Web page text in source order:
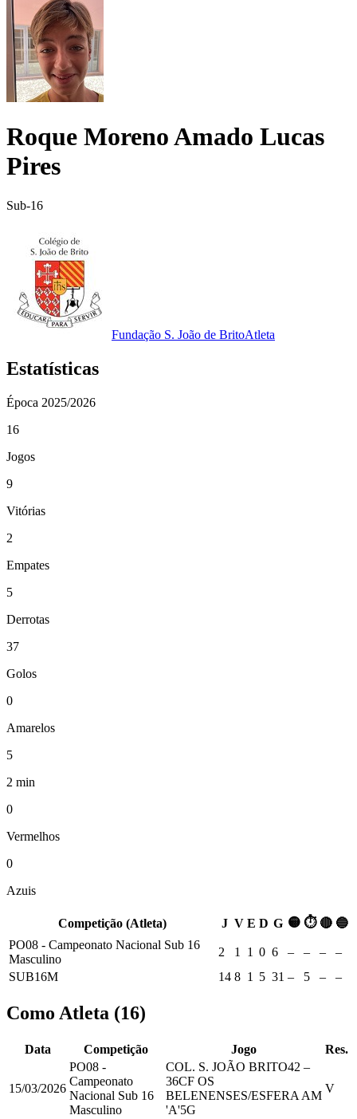
Roque Moreno Amado Lucas
Pires
Sub-16
Fundação S. João de BritoAtleta
Estatísticas
Época 2025/2026
16
Jogos
9
Vitórias
2
Empates
5
Derrotas
37
Golos
0
Amarelos
5
2 min
0
Vermelhos
0
Azuis
Competição (Atleta) J V E D G 🟡 ⏱ 🔴 🔵
PO08 - Campeonato Nacional Sub 16
Masculino
2 1 1 0 6 – – –
–
SUB16M
14 8 1 5 31 – 5 – –
Como Atleta (16)
Data Competição Jogo Res.
15/03/2026
PO08 -
Campeonato
Nacional Sub 16
Masculino
COL. S. JOÃO BRITO42 –
36CF OS
BELENENSES/ESFERA AM
'A'5G
V